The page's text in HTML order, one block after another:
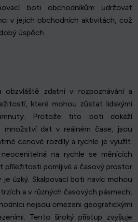
boti obchodníkům udržovat
v jejich obchodních aktivitách, což
úspěch.
obzvláště zdatní v rozpoznávání a
které mohou zůstat lidskými
Protože tito boti dokáží
množství dat v reálném čase, jsou
cenové rozdíly a rychle je využít.
na rychle se měnících
příležitosti pomíjivé a časový prostor
úzký. Skalpovací boti navíc mohou
a v různých časových pásmech,
nejsou omezeni geografickými
Tento široký přístup zvyšuje